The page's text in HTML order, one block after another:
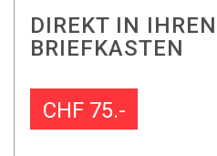
DIREKT IN IHREN
BRIEFKASTEN
CHF 75.-